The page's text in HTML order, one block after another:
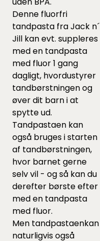
Denne fluorfri
tandpasta fra Jack n´
Jill kan evt. suppleres
med en tandpasta
med fluor 1 gang
dagligt, hvordustyrer
tandbørstningen og
øver dit barn i at
spytte ud.
Tandpastaen kan
også bruges i starten
af tandbørstningen,
hvor barnet gerne
selv vil - og så kan du
derefter børste efter
med en tandpasta
med fluor.
Men tandpastaenkan
naturligvis også